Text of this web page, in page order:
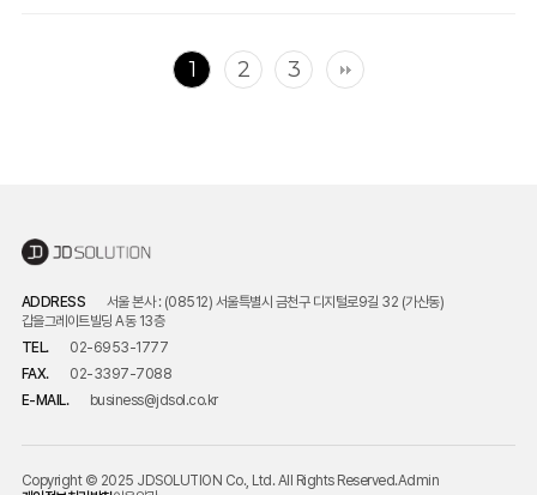
1 2 3
ADDRESS
서울 본사 : (08512) 서울특별시 금천구 디지털로9길 32 (가산동)
갑을그레이트빌딩 A동 13층
TEL.
02-6953-1777
FAX.
02-3397-7088
E-MAIL.
business@jdsol.co.kr
Copyright © 2025 JDSOLUTION Co., Ltd. All Rights Reserved.Admin